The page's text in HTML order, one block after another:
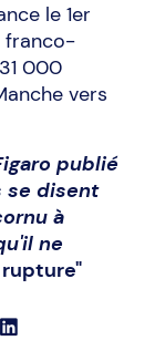
le 1er
franco-
000
vers
publié
se disent
à
ne